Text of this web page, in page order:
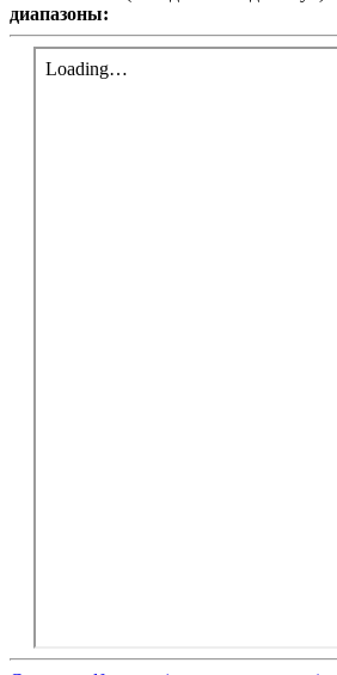
диапазоны: